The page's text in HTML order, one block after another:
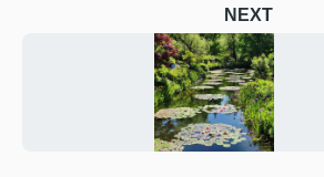
NEXT